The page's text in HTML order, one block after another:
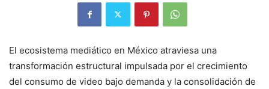
El ecosistema mediático en México atraviesa una
transformación estructural impulsada por el crecimiento
del consumo de video bajo demanda y la consolidación de